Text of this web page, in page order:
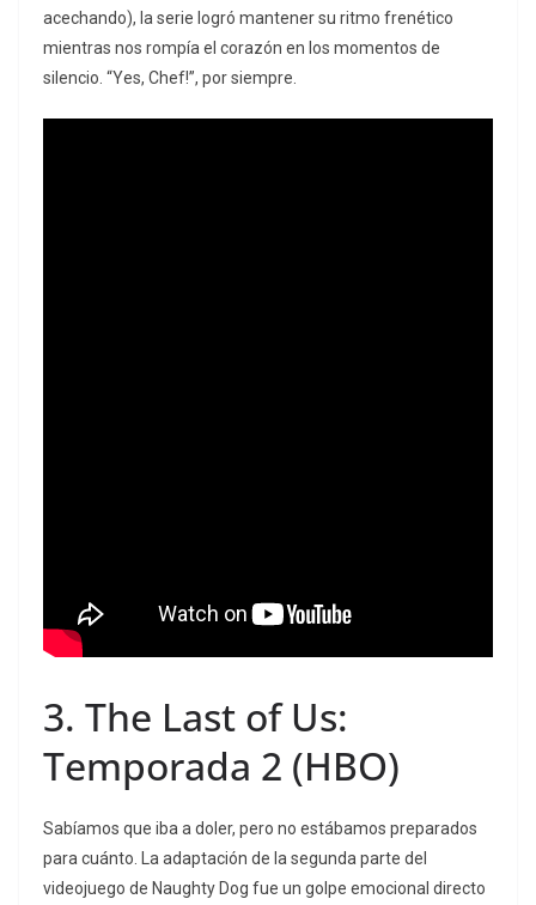
acechando), la serie logró mantener su ritmo frenético
mientras nos rompía el corazón en los momentos de
silencio. “Yes, Chef!”, por siempre.
3. The Last of Us:
Temporada 2 (HBO)
Sabíamos que iba a doler, pero no estábamos preparados
para cuánto. La adaptación de la segunda parte del
videojuego de Naughty Dog fue un golpe emocional directo